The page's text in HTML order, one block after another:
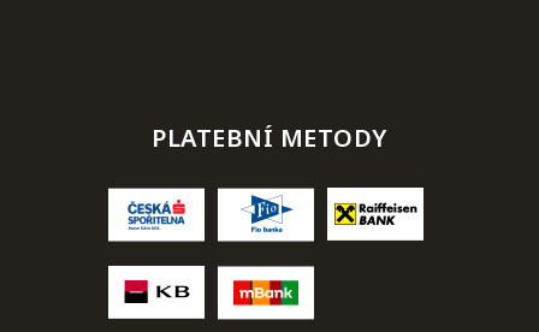
PLATEBNÍ METODY